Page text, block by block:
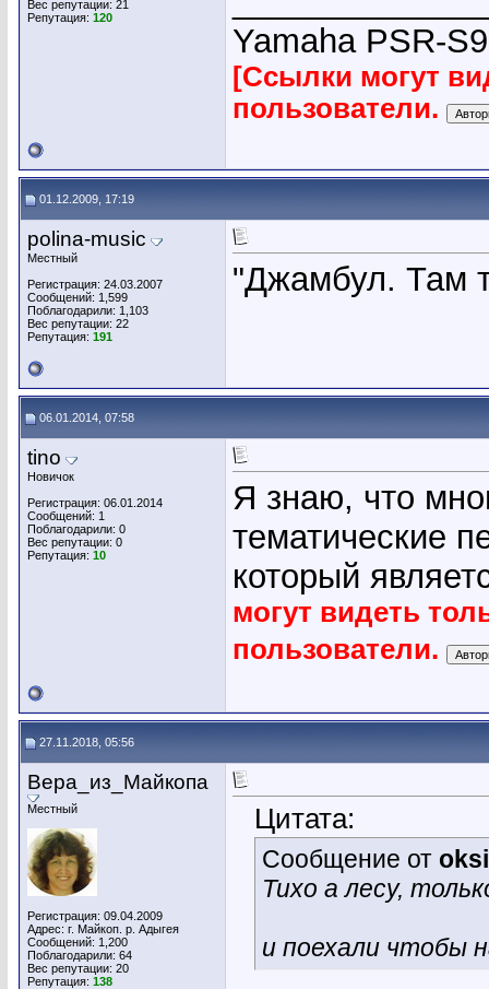
Вес репутации: 21
Репутация: 120
Yamaha PSR-
[Ссылки могут
пользователи.
01.12.2009, 17:19
polina-music
Местный
Регистрация: 24.03.2007
Сообщений: 1,599
Поблагодарили: 1,103
Вес репутации: 22
Репутация: 191
"Джамбул. Там
06.01.2014, 07:58
tino
Новичок
Регистрация: 06.01.2014
Сообщений: 1
Поблагодарили: 0
Вес репутации: 0
Репутация: 10
Я знаю, что
тематические
который
могут видеть
пользователи.
27.11.2018, 05:56
Вера_из_Майкопа
Местный
Регистрация: 09.04.2009
Адрес: г. Майкоп. р. Адыгея
Сообщений: 1,200
Поблагодарили: 64
Вес репутации: 20
Репутация: 138
Цитата:
Сообщение от
Тихо а лесу,
и поехали чтобы